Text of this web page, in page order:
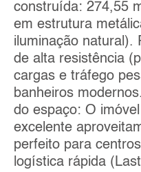
construída: 274,55
em estrutura
iluminação natural).
de alta resistência
cargas e tráfego
banheiros
do espaço: O
excelente
perfeito para
logística rápida